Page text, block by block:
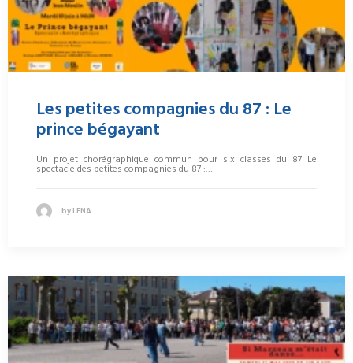
Les petites compagnies du 87 : Le
prince bégayant
Un projet chorégraphique commun pour six classes du 87 Le
spectacle des petites compagnies du 87 :…
by LENA